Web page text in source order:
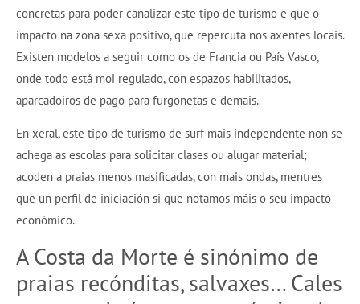
concretas para poder canalizar este tipo de turismo e que o
impacto na zona sexa positivo, que repercuta nos axentes locais.
Existen modelos a seguir como os de Francia ou País Vasco,
onde todo está moi regulado, con espazos habilitados,
aparcadoiros de pago para furgonetas e demais.
En xeral, este tipo de turismo de surf mais independente non se
achega as escolas para solicitar clases ou alugar material;
acoden a praias menos masificadas, con mais ondas, mentres
que un perfil de iniciación si que notamos máis o seu impacto
económico.
A Costa da Morte é sinónimo de
praias recónditas, salvaxes… Cales